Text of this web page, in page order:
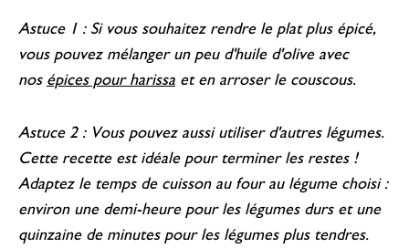
Astuce 1 : Si vous souhaitez rendre le plat plus épicé,
vous pouvez mélanger un peu d'huile d'olive avec
nos épices pour harissa et en arroser le couscous.
Astuce 2 : Vous pouvez aussi utiliser d'autres légumes.
Cette recette est idéale pour terminer les restes !
Adaptez le temps de cuisson au four au légume choisi :
environ une demi-heure pour les légumes durs et une
quinzaine de minutes pour les légumes plus tendres.